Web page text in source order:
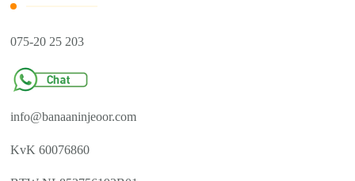
075-20 25 203
info@banaaninjeoor.com
KvK 60076860